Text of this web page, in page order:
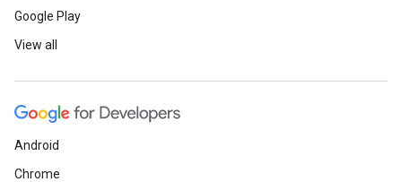
Google Play
View all
Android
Chrome